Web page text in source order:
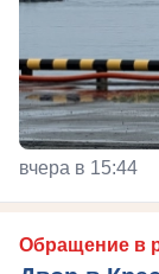
вчера в 15:44
Обращение в